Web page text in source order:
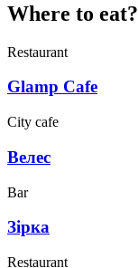
Where to eat?
Restaurant
Glamp Cafe
City cafe
Велес
Bar
Зірка
Restaurant